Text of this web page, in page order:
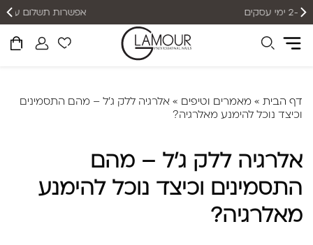
דף הבית » מאמרים וטיפים » אלרגיה ללק ג'ל – מהם התסמינים
וכיצד נוכל להימנע מאלרגיה?
אלרגיה ללק ג'ל – מהם
התסמינים וכיצד נוכל להימנע
מאלרגיה?